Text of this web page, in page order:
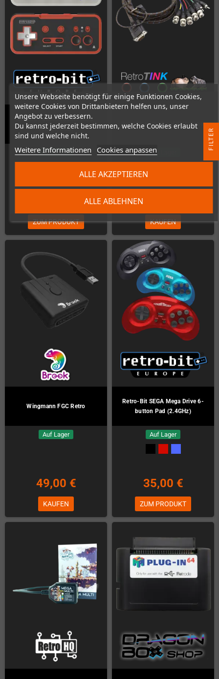
Unsere Webseite benötigt für einige Funktionen Cookies,
weitere Cookies von Drittanbietern helfen uns, unser
Angebot zu verbessern.
Du kannst jederzeit bestimmen, welche Cookies erlaubt
sind und welche nicht.
Weitere Informationen Cookies anpassen
ALLE ABLEHNEN
ALLE AKZEPTIEREN
Origin8 Funkcontroller (NES,
Switch, USB)
Auf Lager
ZUM PRODUKT
RetroTink HD15 auf BNC Kabel
Auf Lager
KAUFEN
Wingmann FGC Retro
Auf Lager
49,00 €
KAUFEN
Retro-Bit SEGA Mega Drive 6-
button Pad (2.4GHz)
Auf Lager
35,00 €
ZUM PRODUKT
R